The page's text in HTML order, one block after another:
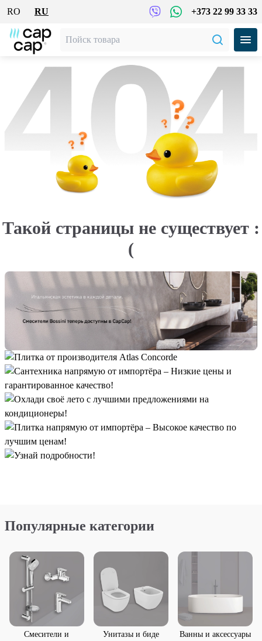
RO RU +373 22 99 33 33
Такой страницы не существует :
(
Популярные категории
Смесители и
Унитазы и биде Ванны и аксессуары